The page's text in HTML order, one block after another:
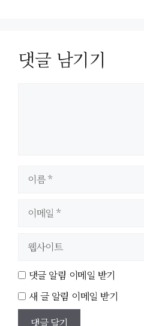
댓글 남기기
이
트
댓글 알림 이메일 받기
새 글 알림 이메일 받기